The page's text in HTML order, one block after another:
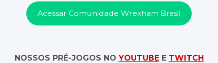
Acessar Comunidade Wrexham Brasil
NOSSOS PRÉ-JOGOS NOYOUTUBEE TWITCH